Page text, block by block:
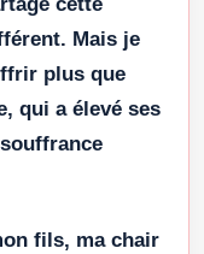
Mais je
plus que
qui a élevé ses
fils, ma chair